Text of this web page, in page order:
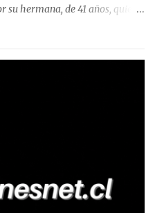
su hermana, de 41 años, quien
de las 11:30 horas en el
vehículo y, en medio de la
los hombros, empujado al
y manos, mientr...